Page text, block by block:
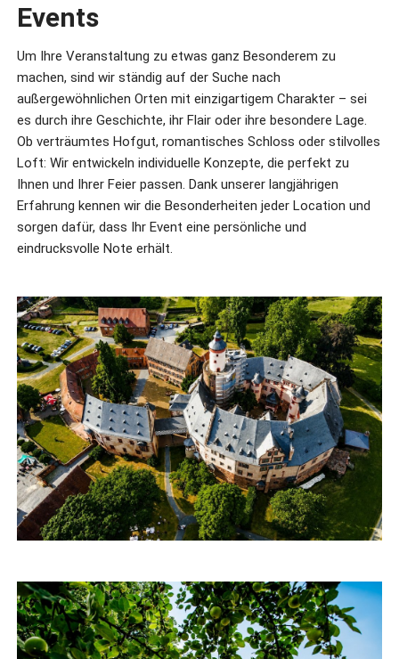
Events
Um Ihre Veranstaltung zu etwas ganz Besonderem zu
machen, sind wir ständig auf der Suche nach
außergewöhnlichen Orten mit einzigartigem Charakter – sei
es durch ihre Geschichte, ihr Flair oder ihre besondere Lage.
Ob verträumtes Hofgut, romantisches Schloss oder stilvolles
Loft: Wir entwickeln individuelle Konzepte, die perfekt zu
Ihnen und Ihrer Feier passen. Dank unserer langjährigen
Erfahrung kennen wir die Besonderheiten jeder Location und
sorgen dafür, dass Ihr Event eine persönliche und
eindrucksvolle Note erhält.